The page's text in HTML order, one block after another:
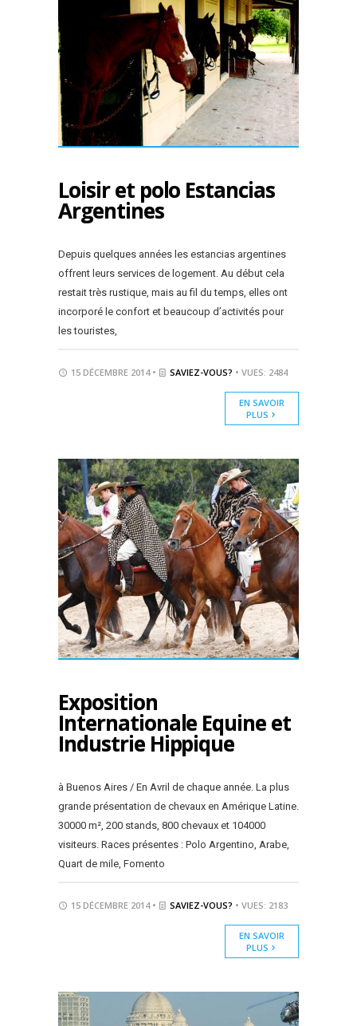
Loisir et polo Estancias
Argentines
Depuis quelques années les estancias argentines
offrent leurs services de logement. Au début cela
restait très rustique, mais au fil du temps, elles ont
incorporé le confort et beaucoup d’activités pour
les touristes,
15 DÉCEMBRE 2014 • SAVIEZ-VOUS? • VUES: 2484
EN SAVOIR
PLUS
Exposition
Internationale Equine et
Industrie Hippique
à Buenos Aires / En Avril de chaque année. La plus
grande présentation de chevaux en Amérique Latine.
30000 m², 200 stands, 800 chevaux et 104000
visiteurs. Races présentes : Polo Argentino, Arabe,
Quart de mile, Fomento
15 DÉCEMBRE 2014 • SAVIEZ-VOUS? • VUES: 2183
EN SAVOIR
PLUS